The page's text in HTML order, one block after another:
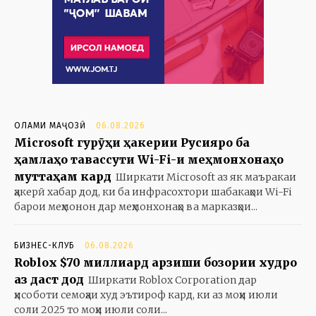
ОЛАМИ МАҶОЗӢ 06.08.2026
Microsoft гурӯҳи ҳакерии Русияро ба
ҳамлаҳо тавассути Wi-Fi-и меҳмонхонаҳо
муттаҳам кард Ширкати Microsoft аз як маъракаи
ҳакерӣ хабар дод, ки ба инфрасохтори шабакаҳои Wi-Fi
барои меҳмонон дар меҳмонхонаҳо ва марказҳои...
БИЗНЕС-КЛУБ 06.08.2026
Roblox $70 миллиард арзиши бозории худро
аз даст дод Ширкати Roblox Corporation дар
ҳисоботи семоҳаи худ эътироф кард, ки аз моҳи июли
соли 2025 то моҳи июли соли...